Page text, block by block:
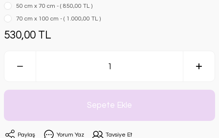
50 cm x 70 cm - ( 850,00 TL )
70 cm x 100 cm - ( 1.000,00 TL )
530,00 TL
Sepete Ekle
Paylaş Yorum Yaz Tavsiye Et